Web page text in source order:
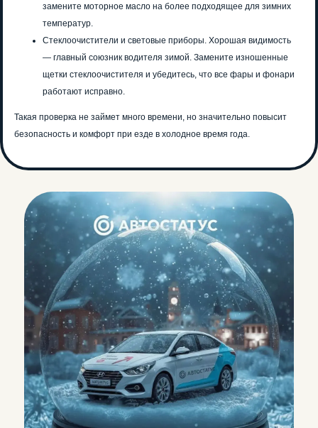
замените моторное масло на более подходящее для зимних
температур.
Стеклоочистители и световые приборы. Хорошая видимость
— главный союзник водителя зимой. Замените изношенные
щетки стеклоочистителя и убедитесь, что все фары и фонари
работают исправно.
Такая проверка не займет много времени, но значительно повысит
безопасность и комфорт при езде в холодное время года.